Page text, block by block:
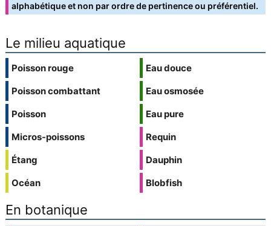
alphabétique et non par ordre de pertinence ou préférentiel.
Le milieu aquatique
Poisson rouge
Poisson combattant
Poisson
Micros-poissons
Étang
Océan
Eau douce
Eau osmosée
Eau pure
Requin
Dauphin
Blobfish
En botanique